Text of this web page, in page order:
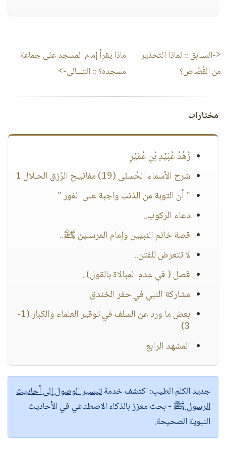
<-السـابق :: لماذا التحذير
من القُصّاص؟
ماذا يقرأ إمام المسجد على جماعة
مسجده؟ :: التـــالى->
مختارات
زُهْدُ عُبَيْدِ بْنِ عُمَيْرٍ
شرح الأسماء الحُسنَى (19) مفاتيـح الرّزق الحـلال 1
" أن التوبة من الذنب واجبة على الفور "
دعاء الركوب..
قصة خاتم النبيين وإمام المرسلين ﷺ..
لا تتعرض للفتن..
فصل ( في عدم المبالاة بالقول) .
مشاركة النبي في حفر الخندق
بعض ما ورد عن السلف في توقير العلماء والكبار (1-
3)
المشهد الرابع
جديد الكلم الطيب:اكتشف خدمةتيسير الوصول إلى أحاديث
الرسول ﷺ - بحث معزز بالذكاء الاصطناعي في الأحاديث
النبوية الصحيحة.